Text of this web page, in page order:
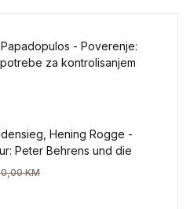
- Poverenje:
za kontrolisanjem
Hening Rogge -
Peter Behrens und die
KM